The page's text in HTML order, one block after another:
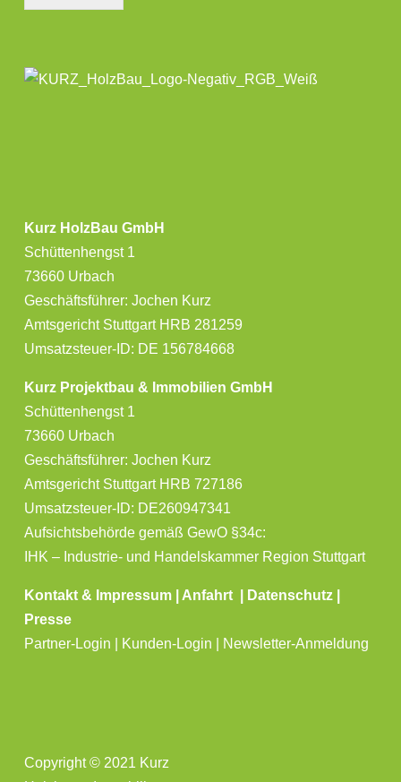
Kurz HolzBau GmbH
Schüttenhengst 1
73660 Urbach
Geschäftsführer: Jochen Kurz
Amtsgericht Stuttgart HRB 281259
Umsatzsteuer-ID: DE 156784668
Kurz Projektbau & Immobilien GmbH
Schüttenhengst 1
73660 Urbach
Geschäftsführer: Jochen Kurz
Amtsgericht Stuttgart HRB 727186
Umsatzsteuer-ID: DE260947341
Aufsichtsbehörde gemäß GewO §34c:
IHK – Industrie- und Handelskammer Region Stuttgart
Kontakt & Impressum Anfahrt Datenschutz|
Presse
Partner-Login | Kunden-Login | Newsletter-Anmeldung
Copyright © 2021 Kurz